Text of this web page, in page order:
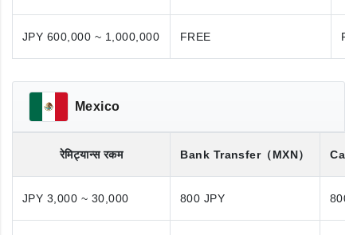
JPY 600,000 ~ 1,000,000 FREE
Mexico
रेमिट्यान्स रकम Bank Transfer（MXN）
JPY 3,000 ~ 30,000 800 JPY 800